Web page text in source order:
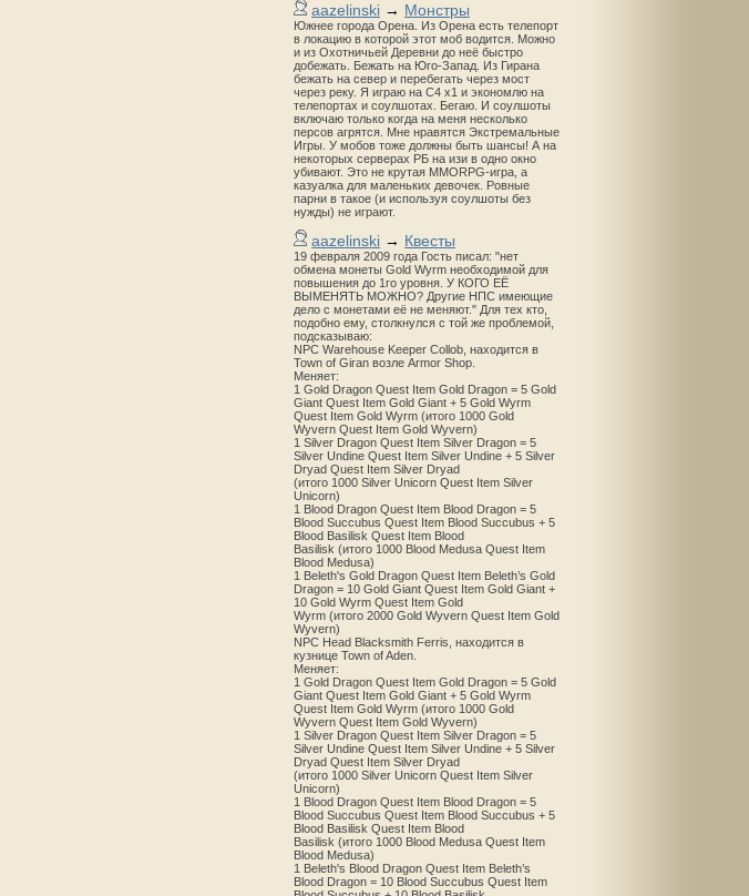
aazelinski → Монстры
Южнее города Орена. Из Орена есть телепорт
в локацию в которой этот моб водится. Можно
и из Охотничьей Деревни до неё быстро
добежать. Бежать на Юго-Запад. Из Гирана
бежать на север и перебегать через мост
через реку. Я играю на С4 х1 и экономлю на
телепортах и соулшотах. Бегаю. И соулшоты
включаю только когда на меня несколько
персов агрятся. Мне нравятся Экстремальные
Игры. У мобов тоже должны быть шансы! А на
некоторых серверах РБ на изи в одно окно
убивают. Это не крутая MMORPG-игра, а
казуалка для маленьких девочек. Ровные
парни в такое (и используя соулшоты без
нужды) не играют.
aazelinski → Квесты
19 февраля 2009 года Гость писал: "нет
обмена монеты Gold Wyrm необходимой для
повышения до 1го уровня. У КОГО ЕЁ
ВЫМЕНЯТЬ МОЖНО? Другие НПС имеющие
дело с монетами её не меняют." Для тех кто,
подобно ему, столкнулся с той же проблемой,
подсказываю:
NPC Warehouse Keeper Collob, находится в
Town of Giran возле Armor Shop.
Меняет:
1 Gold Dragon Quest Item Gold Dragon = 5 Gold
Giant Quest Item Gold Giant + 5 Gold Wyrm
Quest Item Gold Wyrm (итого 1000 Gold
Wyvern Quest Item Gold Wyvern)
1 Silver Dragon Quest Item Silver Dragon = 5
Silver Undine Quest Item Silver Undine + 5 Silver
Dryad Quest Item Silver Dryad
(итого 1000 Silver Unicorn Quest Item Silver
Unicorn)
1 Blood Dragon Quest Item Blood Dragon = 5
Blood Succubus Quest Item Blood Succubus + 5
Blood Basilisk Quest Item Blood
Basilisk (итого 1000 Blood Medusa Quest Item
Blood Medusa)
1 Beleth's Gold Dragon Quest Item Beleth’s Gold
Dragon = 10 Gold Giant Quest Item Gold Giant +
10 Gold Wyrm Quest Item Gold
Wyrm (итого 2000 Gold Wyvern Quest Item Gold
Wyvern)
NPC Head Blacksmith Ferris, находится в
кузнице Town of Aden.
Меняет:
1 Gold Dragon Quest Item Gold Dragon = 5 Gold
Giant Quest Item Gold Giant + 5 Gold Wyrm
Quest Item Gold Wyrm (итого 1000 Gold
Wyvern Quest Item Gold Wyvern)
1 Silver Dragon Quest Item Silver Dragon = 5
Silver Undine Quest Item Silver Undine + 5 Silver
Dryad Quest Item Silver Dryad
(итого 1000 Silver Unicorn Quest Item Silver
Unicorn)
1 Blood Dragon Quest Item Blood Dragon = 5
Blood Succubus Quest Item Blood Succubus + 5
Blood Basilisk Quest Item Blood
Basilisk (итого 1000 Blood Medusa Quest Item
Blood Medusa)
1 Beleth's Blood Dragon Quest Item Beleth’s
Blood Dragon = 10 Blood Succubus Quest Item